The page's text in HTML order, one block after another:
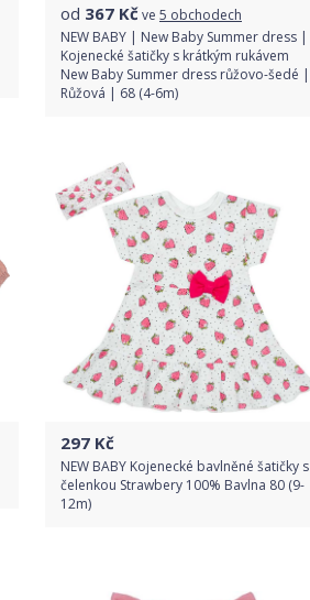
od 367 Kčve 5 obchodech
NEW BABY | New Baby Summer dress |
Kojenecké šatičky s krátkým rukávem
New Baby Summer dress růžovo-šedé |
Růžová | 68 (4-6m)
297 Kč
NEW BABY Kojenecké bavlněné šatičky s
čelenkou Strawbery 100% Bavlna 80 (9-
12m)